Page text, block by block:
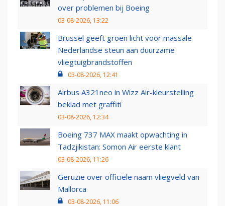
over problemen bij Boeing
03-08-2026, 13:22
Brussel geeft groen licht voor massale
Nederlandse steun aan duurzame
vliegtuigbrandstoffen
03-08-2026, 12:41
Airbus A321neo in Wizz Air-kleurstelling
beklad met graffiti
03-08-2026, 12:34
Boeing 737 MAX maakt opwachting in
Tadzjikistan: Somon Air eerste klant
03-08-2026, 11:26
Geruzie over officiële naam vliegveld van
Mallorca
03-08-2026, 11:06